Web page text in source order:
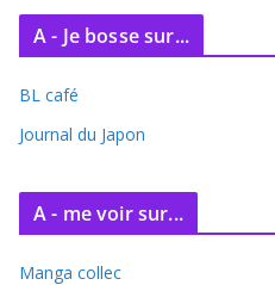
c
v
e
A - Je bosse sur...
BL café
Journal du Japon
A - me voir sur...
Manga collec